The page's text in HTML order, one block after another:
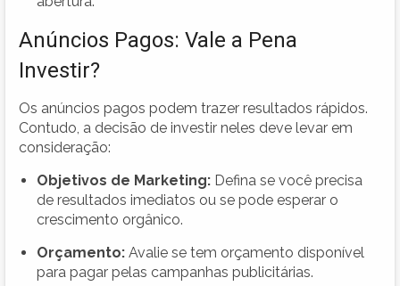
Anúncios Pagos: Vale a Pena
Investir?
Os anúncios pagos podem trazer resultados rápidos.
Contudo, a decisão de investir neles deve levar em
consideração:
Objetivos de Marketing: Defina se você precisa
de resultados imediatos ou se pode esperar o
crescimento orgânico.
Orçamento: Avalie se tem orçamento disponível
para pagar pelas campanhas publicitárias.